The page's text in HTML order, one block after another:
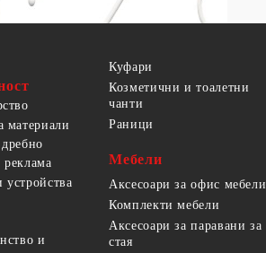
материали
и
Куфари
Козметични и тоалетни
чанти
Раници
Мебели
Аксесоари за офис мебели
Комплекти мебели
Аксесоари за паравани за
стая